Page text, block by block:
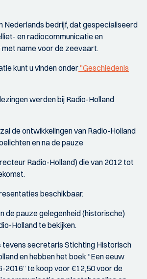
Nederlands bedrijf, dat gespecialiseerd
en radiocommunicatie en
name voor de zeevaart.
kunt u vinden onder "Geschiedenis
werden bij Radio-Holland
de ontwikkelingen van Radio-Holland
en na de pauze
Radio-Holland) die van 2012 tot
beschikbaar.
de pauze gelegenheid (historische)
Holland te bekijken.
tevens secretaris Stichting Historisch
en hebben het boek “Een eeuw
2016” te koop voor €12,50 voor de